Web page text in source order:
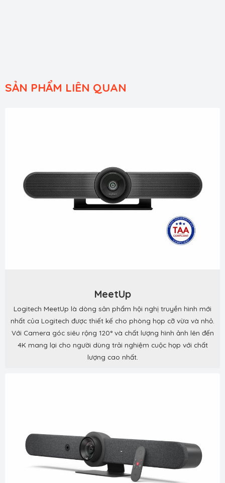
SẢN PHẨM LIÊN QUAN
MeetUp
Logitech MeetUp là dòng sản phẩm hội nghị truyền hình mới
nhất của Logitech được thiết kế cho phòng họp cỡ vừa và nhỏ.
Với Camera góc siêu rộng 120° và chất lượng hình ảnh lên đến
4K mang lại cho người dùng trải nghiệm cuộc họp với chất
lượng cao nhất.